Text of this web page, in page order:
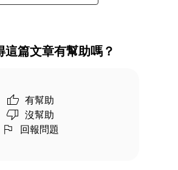
這篇文章有幫助嗎？
有幫助
沒幫助
回報問題